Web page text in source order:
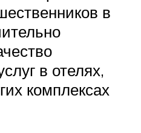
в
в отелях,
комплексах